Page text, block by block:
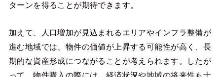
ターンを得ることが期待できます。
加えて、人口増加が見込まれるエリアやインフラ整備が
進む地域では、物件の価値が上昇する可能性が高く、長
期的な資産形成につながることが考えられます。したが
って、物件購入の際には、経済状況や地域の将来性も十